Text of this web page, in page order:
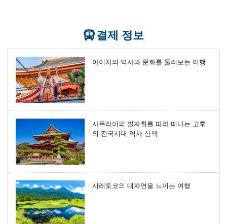
결제 정보
아이치의 역사와 문화를 둘러보는 여행
사무라이의 발자취를 따라 떠나는 고후
의 전국시대 역사 산책
시레토코의 대자연을 느끼는 여행